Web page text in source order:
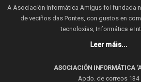
A Asociación Informática Amigus foi fundada
de veciños das Pontes, con gustos en
tecnoloxías, Informática e
Leer máis...
ASOCIACIÓN INFORMÁTICA
Apdo. de correos 134